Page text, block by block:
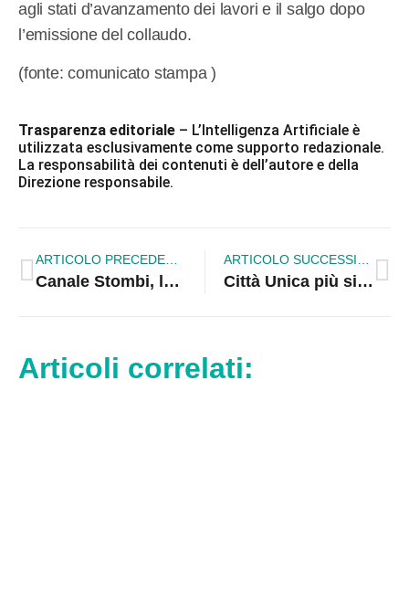
agli stati d’avanzamento dei lavori e il salgo dopo
l’emissione del collaudo.
(fonte: comunicato stampa )
Trasparenza editoriale – L’Intelligenza Artificiale è
utilizzata esclusivamente come supporto redazionale.
La responsabilità dei contenuti è dell’autore e della
Direzione responsabile.
Canale Stombi, la Commissione ai Laghi di Sibari Città Unica più sicurezza con la videosorveglianza urbana
Articoli correlati: